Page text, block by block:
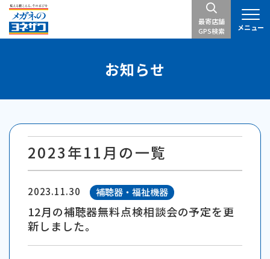
最寄店舗
GPS検索
お知らせ
2023年11月の一覧
2023.11.30 補聴器・福祉機器
12月の補聴器無料点検相談会の予定を更
新しました。
メニュー